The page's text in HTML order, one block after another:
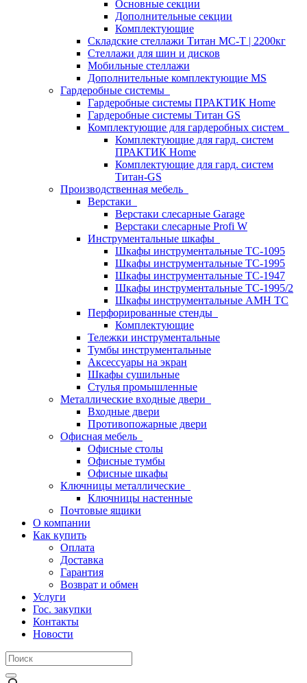
Основные секции
Дополнительные секции
Комплектующие
Складские стеллажи Титан МС-Т | 2200кг
Стеллажи для шин и дисков
Мобильные стеллажи
Дополнительные комплектующие MS
Гардеробные системы
Гардеробные системы ПРАКТИК Home
Гардеробные системы Титан GS
Комплектующие для гардеробных систем
Комплектующие для гард. систем
ПРАКТИК Home
Комплектующие для гард. систем
Титан-GS
Производственная мебель
Верстаки
Верстаки слесарные Garage
Верстаки слесарные Profi W
Инструментальные шкафы
Шкафы инструментальные TC-1095
Шкафы инструментальные TC-1995
Шкафы инструментальные TC-1947
Шкафы инструментальные TC-1995/2
Шкафы инструментальные AMH TC
Перфорированные стенды
Комплектующие
Тележки инструментальные
Тумбы инструментальные
Аксессуары на экран
Шкафы сушильные
Стулья промышленные
Металлические входные двери
Входные двери
Противопожарные двери
Офисная мебель
Офисные столы
Офисные тумбы
Офисные шкафы
Ключницы металлические
Ключницы настенные
Почтовые ящики
О компании
Как купить
Оплата
Доставка
Гарантия
Возврат и обмен
Услуги
Гос. закупки
Контакты
Новости